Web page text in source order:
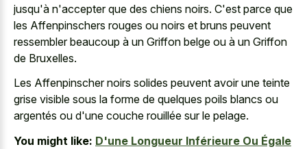
jusqu'à n'accepter que des chiens noirs. C'est parce que
les Affenpinschers rouges ou noirs et bruns peuvent
ressembler beaucoup à un Griffon belge ou à un Griffon
de Bruxelles.
Les Affenpinscher noirs solides peuvent avoir une teinte
grise visible sous la forme de quelques poils blancs ou
argentés ou d'une couche rouillée sur le pelage.
You might like: D'une Longueur Inférieure Ou Égale